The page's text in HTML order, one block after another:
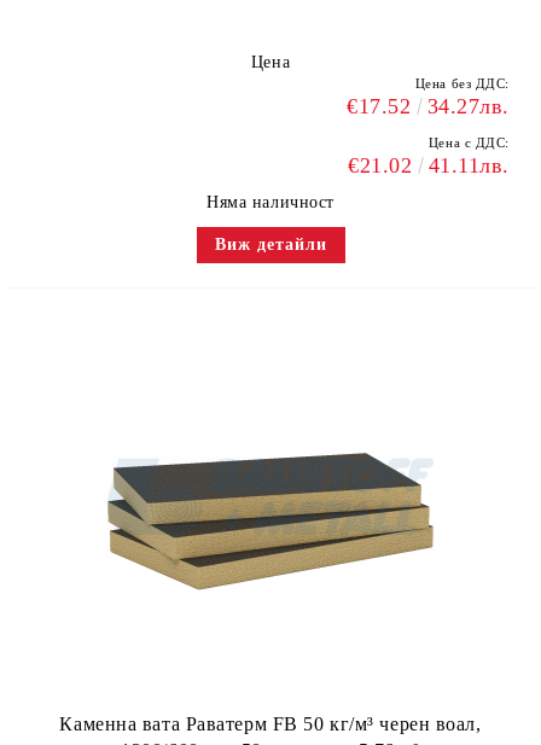
Цена
Цена без ДДС:
€17.52 34.27лв.
Цена с ДДС:
€21.02 41.11лв.
Няма наличност
Виж детайли
Каменна вата Раватерм FB 50 кг/м³ черен воал,